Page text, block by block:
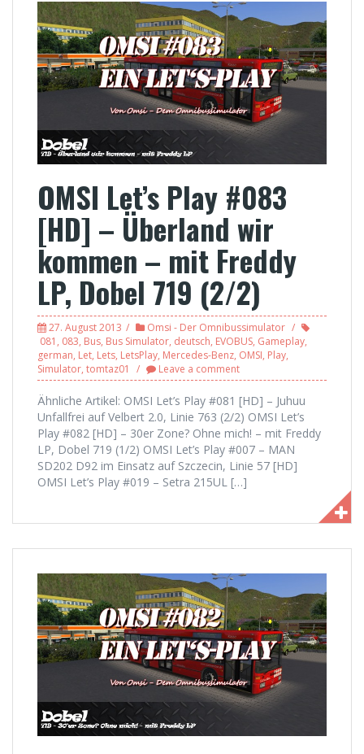
OMSI Let’s Play #083
[HD] – Überland wir
kommen – mit Freddy
LP, Dobel 719 (2/2)
27. August 2013
Omsi - Der Omnibussimulator
081 , 083, Bus, Bus Simulator, deutsch, EVOBUS, Gameplay,
german, Let, Lets, LetsPlay, Mercedes-Benz, OMSI, Play,
Simulator, tomtaz01 Leave a comment
Ähnliche Artikel: OMSI Let’s Play #081 [HD] – Juhuu
Unfallfrei auf Velbert 2.0, Linie 763 (2/2) OMSI Let’s
Play #082 [HD] – 30er Zone? Ohne mich! – mit Freddy
LP, Dobel 719 (1/2) OMSI Let’s Play #007 – MAN
SD202 D92 im Einsatz auf Szczecin, Linie 57 [HD]
OMSI Let’s Play #019 – Setra 215UL […]